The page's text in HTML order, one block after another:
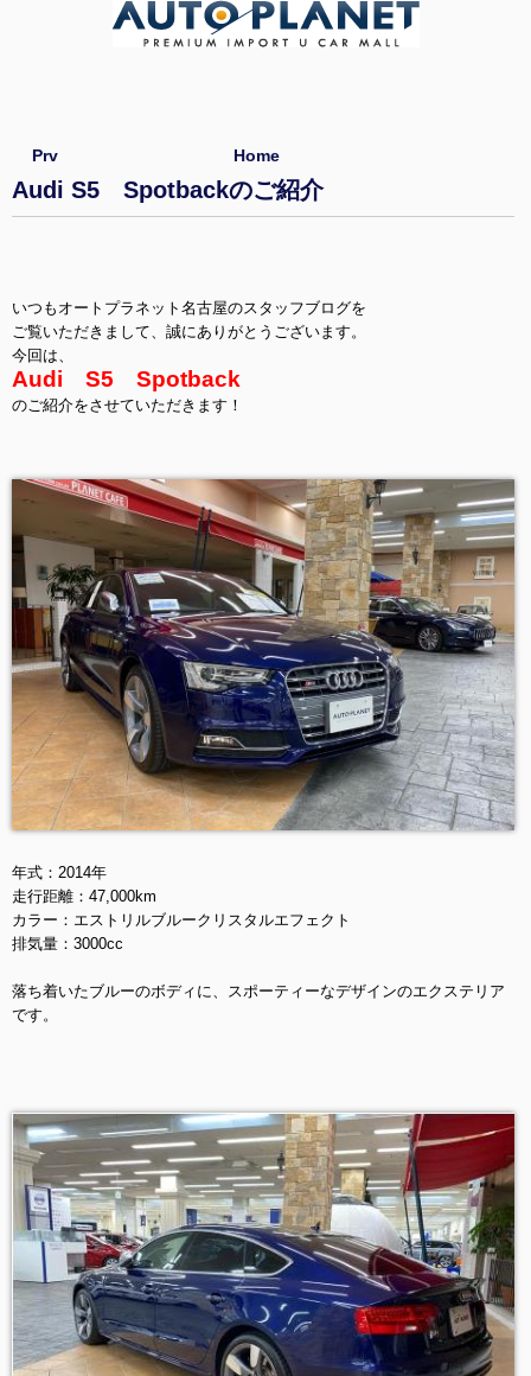
Prv Home
Audi S5 Spotbackのご紹介
いつもオートプラネット名古屋のスタッフブログを
ご覧いただきまして、誠にありがとうございます。
今回は、
Audi S5 Spotback
のご紹介をさせていただきます！
年式：2014年
走行距離：47,000km
カラー：エストリルブルークリスタルエフェクト
排気量：3000cc
落ち着いたブルーのボディに、スポーティーなデザインのエクステリア
です。